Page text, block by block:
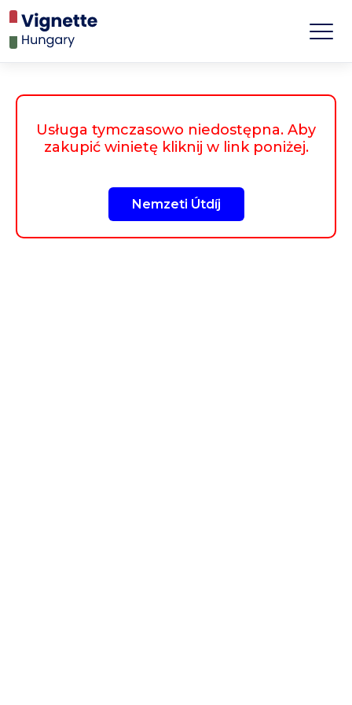
Usługa tymczasowo niedostępna. Aby
zakupić winietę kliknij w link poniżej.
Nemzeti Útdíj